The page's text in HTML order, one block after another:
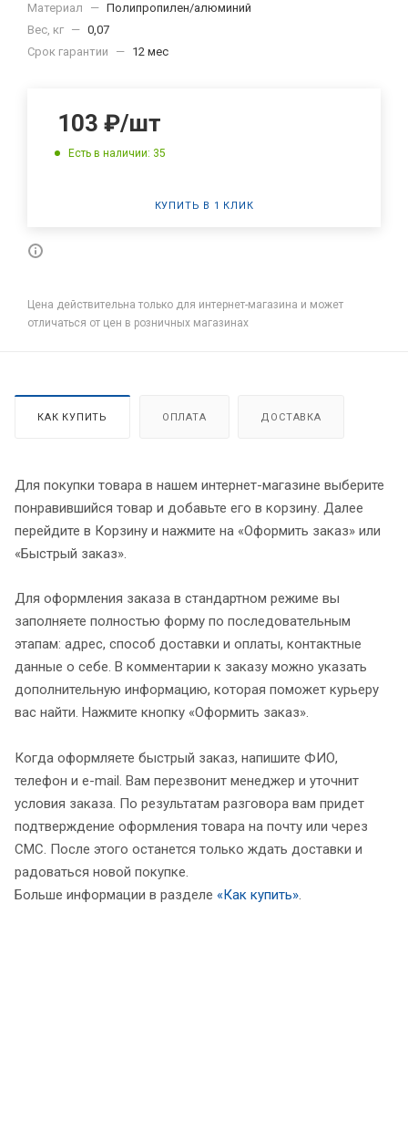
Материал
— Полипропилен/алюминий
Вес, кг — 0,07
Срок гарантии
— 12 мес
103 ₽/шт
Есть в наличии: 35
КУПИТЬ В 1 КЛИК
Цена действительна только для интернет-магазина и может
отличаться от цен в розничных магазинах
КАК КУПИТЬ ОПЛАТА ДОСТАВКА
Для покупки товара в нашем интернет-магазине выберите
понравившийся товар и добавьте его в корзину. Далее
перейдите в Корзину и нажмите на «Оформить заказ» или
«Быстрый заказ».
Для оформления заказа в стандартном режиме вы
заполняете полностью форму по последовательным
этапам: адрес, способ доставки и оплаты, контактные
данные о себе. В комментарии к заказу можно указать
дополнительную информацию, которая поможет курьеру
вас найти. Нажмите кнопку «Оформить заказ».
Когда оформляете быстрый заказ, напишите ФИО,
телефон и e-mail. Вам перезвонит менеджер и уточнит
условия заказа. По результатам разговора вам придет
подтверждение оформления товара на почту или через
СМС. После этого останется только ждать доставки и
радоваться новой покупке.
Больше информации в разделе «Как купить».